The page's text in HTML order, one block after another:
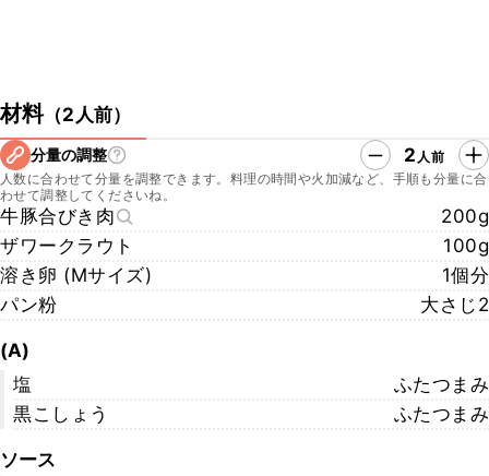
材料（2人前）
分量の調整 2 人前
人数に合わせて分量を調整できます。料理の時間や火加減など、手順も分量に合
わせて調整してくださいね。
牛豚合びき肉
200g
ザワークラウト
100g
溶き卵 (Mサイズ)
1個分
パン粉
大さじ2
(A)
塩
ふたつまみ
黒こしょう
ふたつまみ
ソース